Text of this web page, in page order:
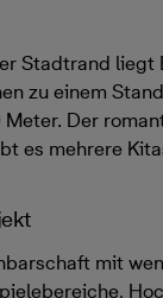
Stadtrand liegt
zu einem
Meter. Der
es mehrere
mit